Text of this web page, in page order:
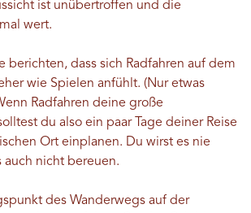
ist unübertroffen und die
wert.
berichten, dass sich Radfahren auf dem
wie Spielen anfühlt. (Nur etwas
Radfahren deine große
du also ein paar Tage deiner Reise
Ort einplanen. Du wirst es nie
auch nicht bereuen.
des Wanderwegs auf der